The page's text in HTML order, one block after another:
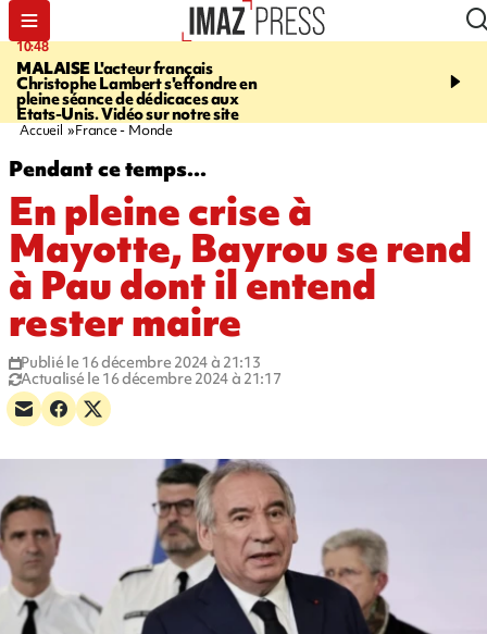
10:48
MALAISE L'acteur français
Christophe Lambert s'effondre en
pleine séance de dédicaces aux
Etats-Unis. Vidéo sur notre site
13:48
l'Ouest pour le début
Accueil France - Monde
Pendant ce temps...
En pleine crise à
Mayotte, Bayrou se rend
à Pau dont il entend
rester maire
Publié le 16 décembre 2024 à 21:13
Actualisé le 16 décembre 2024 à 21:17